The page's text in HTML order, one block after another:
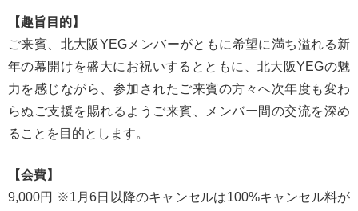
【趣旨目的】
ご来賓、北大阪YEGメンバーがともに希望に満ち溢れる新
年の幕開けを盛大にお祝いするとともに、北大阪YEGの魅
力を感じながら、参加されたご来賓の方々へ次年度も変わ
らぬご支援を賜れるようご来賓、メンバー間の交流を深め
ることを目的とします。
【会費】
9,000円 ※1月6日以降のキャンセルは100%キャンセル料が